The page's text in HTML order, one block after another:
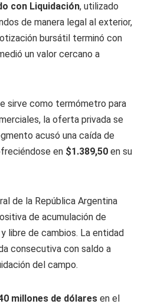
con Liquidación, utilizado
de manera legal al exterior,
bursátil terminó con
un valor cercano a
sirve como termómetro para
la oferta privada se
acusó una caída de
en $1.389,50 en su
de la República Argentina
de acumulación de
libre de cambios. La entidad
consecutiva con saldo a
del campo.
millones de dólares en el